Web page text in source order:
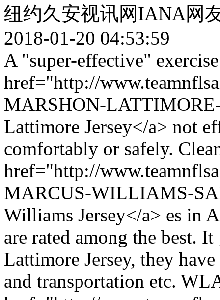
纽约久安视讯网IANA网
2018-01-20 04:53:59
A "super-effective"
href="http://
MARSHON-
Lattimore Jersey</a> not
comfortably or safely.
href="http://
MARCUS-WILLIAMS-
Williams Jersey</a> es in
are rated among the best.
Lattimore Jersey, they
and transportation etc.